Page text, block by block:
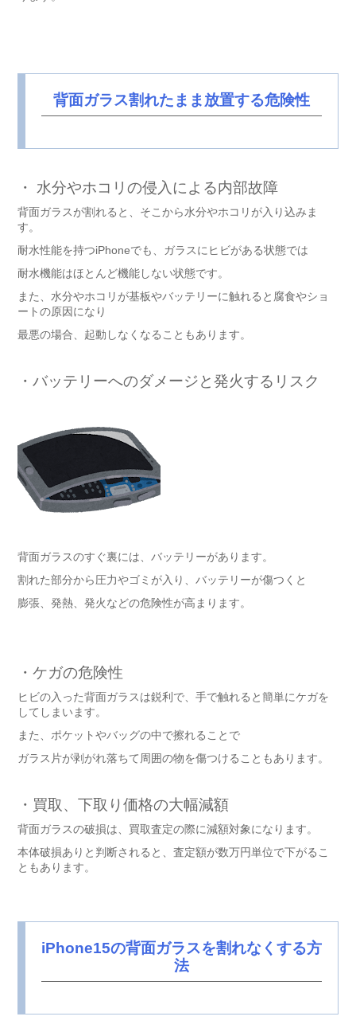
背面ガラス割れたまま放置する危険性
・ 水分やホコリの侵入による内部故障
背面ガラスが割れると、そこから水分やホコリが入り込みま
す。
耐水性能を持つiPhoneでも、ガラスにヒビがある状態では
耐水機能はほとんど機能しない状態です。
また、水分やホコリが基板やバッテリーに触れると腐食やショ
ートの原因になり
最悪の場合、起動しなくなることもあります。
・バッテリーへのダメージと発火するリスク
背面ガラスのすぐ裏には、バッテリーがあります。
割れた部分から圧力やゴミが入り、バッテリーが傷つくと
膨張、発熱、発火などの危険性が高まります。
・ケガの危険性
ヒビの入った背面ガラスは鋭利で、手で触れると簡単にケガを
してしまいます。
また、ポケットやバッグの中で擦れることで
ガラス片が剥がれ落ちて周囲の物を傷つけることもあります。
・買取、下取り価格の大幅減額
背面ガラスの破損は、買取査定の際に減額対象になります。
本体破損ありと判断されると、査定額が数万円単位で下がるこ
ともあります。
iPhone15の背面ガラスを割れなくする方
法